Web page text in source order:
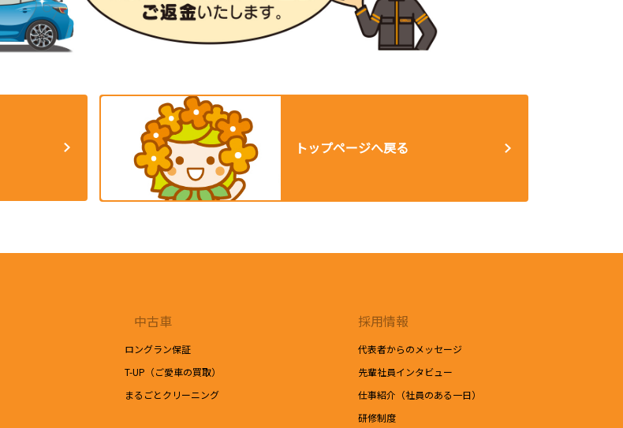
トップページへ戻る
中古車
ロングラン保証
T-UP（ご愛車の買取）
まるごとクリーニング
採用情報
代表者からのメッセージ
先輩社員インタビュー
仕事紹介（社員のある一日）
研修制度